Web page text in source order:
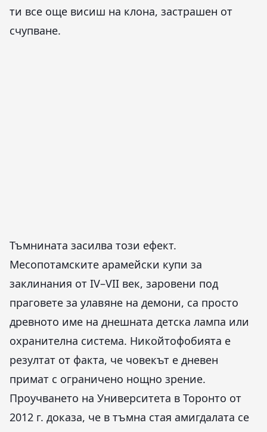
ти все още висиш на клона, застрашен от
счупване.
Тъмнината засилва този ефект.
Месопотамските арамейски купи за
заклинания от IV–VII век, заровени под
праговете за улавяне на демони, са просто
древното име на днешната детска лампа или
охранителна система. Никойтофобията е
резултат от факта, че човекът е дневен
примат с ограничено нощно зрение.
Проучването на Университета в Торонто от
2012 г. доказа, че в тъмна стая амигдалата се